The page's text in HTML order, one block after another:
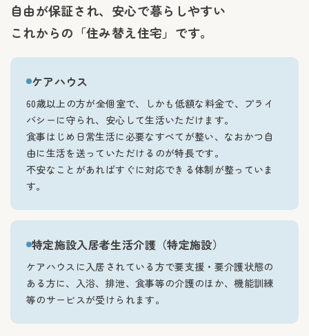
自由が保証され、安心で暮らしやすい
これからの「住み替え住宅」です。
ケアハウス
60歳以上の方が全個室で、しかも低額な料金で、プライ
バシーに守られ、安心して生活いただけます。
食事はじめ日常生活に必要なすべてが整い、なおかつ自
由に生活を送っていただけるのが特長です。
不安なことがあればすぐに対応できる体制が整っていま
す。
特定施設入居者生活介護（特定施設）
ケアハウスに入居されている方で要支援・要介護状態の
ある方に、入浴、排泄、食事等の介護のほか、機能訓練
等のサービスが受けられます。